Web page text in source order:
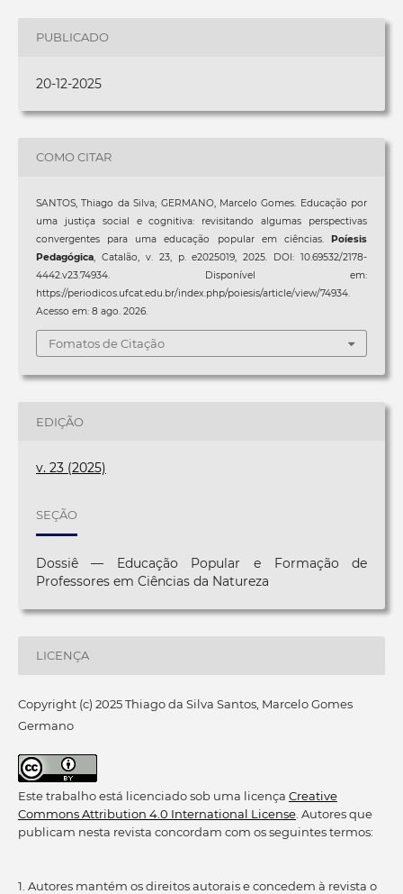
PUBLICADO
20-12-2025
COMO CITAR
SANTOS, Thiago da Silva; GERMANO, Marcelo Gomes. Educação por
uma justiça social e cognitiva: revisitando algumas perspectivas
convergentes para uma educação popular em ciências.Poíesis
Pedagógica, Catalão, v. 23, p. e2025019, 2025. DOI: 10.69532/2178-
4442.v23.74934. Disponível em:
https://periodicos.ufcat.edu.br/index.php/poiesis/article/view/74934.
Acesso em: 8 ago. 2026.
Fomatos de Citação
EDIÇÃO
v. 23 (2025)
SEÇÃO
Dossiê — Educação Popular e Formação de
Professores em Ciências da Natureza
LICENÇA
Copyright (c) 2025 Thiago da Silva Santos, Marcelo Gomes
Germano
Este trabalho está licenciado sob uma licença Creative
Commons Attribution 4.0 International License. Autores que
publicam nesta revista concordam com os seguintes termos:
1. Autores mantém os direitos autorais e concedem à revista o